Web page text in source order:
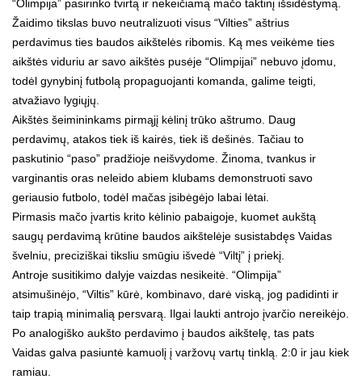
“Olimpija” pasirinko tvirtą ir nekeičiamą mačo taktinį išsidėstymą.
Žaidimo tikslas buvo neutralizuoti visus “Vilties” aštrius
perdavimus ties baudos aikštelės ribomis. Ką mes veikėme ties
aikštės viduriu ar savo aikštės pusėje “Olimpijai” nebuvo įdomu,
todėl gynybinį futbolą propaguojanti komanda, galime teigti,
atvažiavo lygiųjų.
Aikštės šeimininkams pirmąjį kėlinį trūko aštrumo. Daug
perdavimų, atakos tiek iš kairės, tiek iš dešinės. Tačiau to
paskutinio “paso” pradžioje neišvydome. Žinoma, tvankus ir
varginantis oras neleido abiem klubams demonstruoti savo
geriausio futbolo, todėl mačas įsibėgėjo labai lėtai.
Pirmasis mačo įvartis krito kėlinio pabaigoje, kuomet aukštą
saugų perdavimą krūtine baudos aikštelėje susistabdęs Vaidas
švelniu, preciziškai tiksliu smūgiu išvedė “Viltį” į priekį.
Antroje susitikimo dalyje vaizdas nesikeitė. “Olimpija”
atsimušinėjo, “Viltis” kūrė, kombinavo, darė viską, jog padidinti ir
taip trapią minimalią persvarą. Ilgai laukti antrojo įvarčio nereikėjo.
Po analogiško aukšto perdavimo į baudos aikštelę, tas pats
Vaidas galva pasiuntė kamuolį į varžovų vartų tinklą. 2:0 ir jau kiek
ramiau.